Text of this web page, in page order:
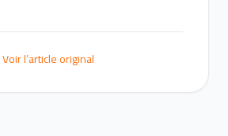
Voir l’article original